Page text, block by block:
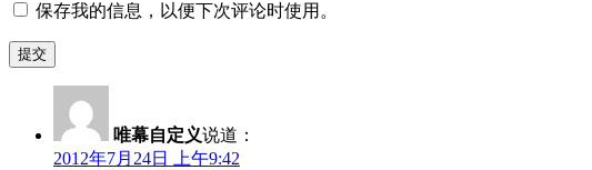
保存我的信息，以便下次评论时使用。
唯幕自定义说道：
2012年7月24日 上午9:42